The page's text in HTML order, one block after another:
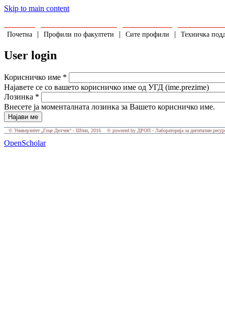
Skip to main content
Почетна | Профили по факултети | Сите профили | Техничка
User login
Корисничко име *
Најавете се со вашето корисничко име од УГД (ime.prezime)
Лозинка *
Внесете ја моменталната лозинка за Вашето корисничко име.
© Универзитет „Гоце Делчев“ - Штип, 2016 © powered by ДРОП - Лабораторија за дигитални
OpenScholar